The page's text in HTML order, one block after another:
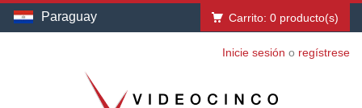
Paraguay Carrito: 0 producto(s)
Inicie sesión o regístrese